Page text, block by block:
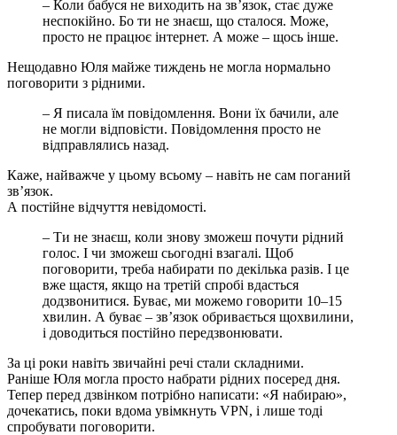
– Коли бабуся не виходить на зв’язок, стає дуже
неспокійно. Бо ти не знаєш, що сталося. Може,
просто не працює інтернет. А може – щось інше.
Нещодавно Юля майже тиждень не могла нормально
поговорити з рідними.
– Я писала їм повідомлення. Вони їх бачили, але
не могли відповісти. Повідомлення просто не
відправлялись назад.
Каже, найважче у цьому всьому – навіть не сам поганий
зв’язок.
А постійне відчуття невідомості.
– Ти не знаєш, коли знову зможеш почути рідний
голос. І чи зможеш сьогодні взагалі. Щоб
поговорити, треба набирати по декілька разів. І це
вже щастя, якщо на третій спробі вдасться
додзвонитися. Буває, ми можемо говорити 10–15
хвилин. А буває – зв’язок обривається щохвилини,
і доводиться постійно передзвонювати.
За ці роки навіть звичайні речі стали складними.
Раніше Юля могла просто набрати рідних посеред дня.
Тепер перед дзвінком потрібно написати: «Я набираю»,
дочекатись, поки вдома увімкнуть VPN, і лише тоді
спробувати поговорити.